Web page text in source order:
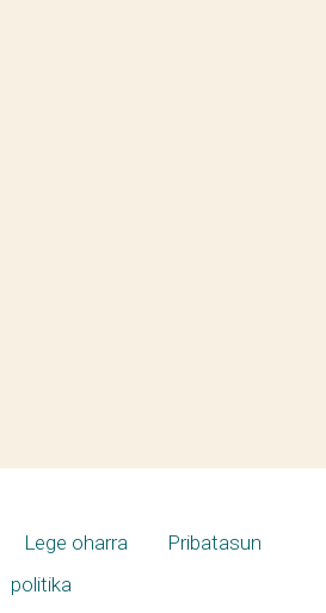
Lege oharra
Pribatasun
politika